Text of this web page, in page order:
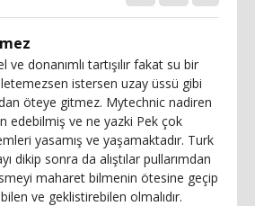
donanımlı tartışılır fakat su bir
istersen uzay üssü gibi
öteye gitmez. Mytechnic nadiren
edebilmiş ve ne yazki Pek çok
yasamış ve yaşamaktadır. Turk
dikip sonra da alıştılar pullarımdan
maharet bilmenin ötesine geçip
ve geklistirebilen olmalıdır.